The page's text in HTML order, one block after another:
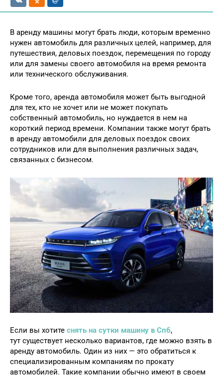
В аренду машины могут брать люди, которым временно
нужен автомобиль для различных целей, например, для
путешествия, деловых поездок, перемещения по городу
или для замены своего автомобиля на время ремонта
или технического обслуживания.
Кроме того, аренда автомобиля может быть выгодной
для тех, кто не хочет или не может покупать
собственный автомобиль, но нуждается в нем на
короткий период времени. Компании также могут брать
в аренду автомобили для деловых поездок своих
сотрудников или для выполнения различных задач,
связанных с бизнесом.
Если вы хотите снять на сутки машину в Спб,
тут существует несколько вариантов, где можно взять в
аренду автомобиль. Один из них — это обратиться к
специализированным компаниям по прокату
автомобилей. Такие компании обычно имеют в своем